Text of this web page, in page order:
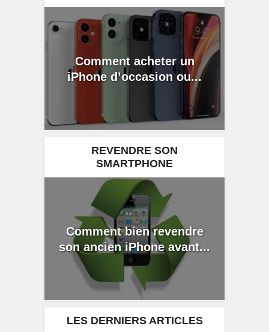
Comment acheter un
iPhone d’occasion ou...
REVENDRE SON
SMARTPHONE
Comment bien revendre
son ancien iPhone avant...
LES DERNIERS ARTICLES